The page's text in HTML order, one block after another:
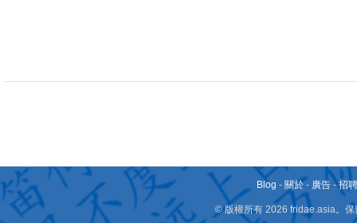
Blog - 關於 - 廣告 -招
© 版權所有 2026 fridae.asia。